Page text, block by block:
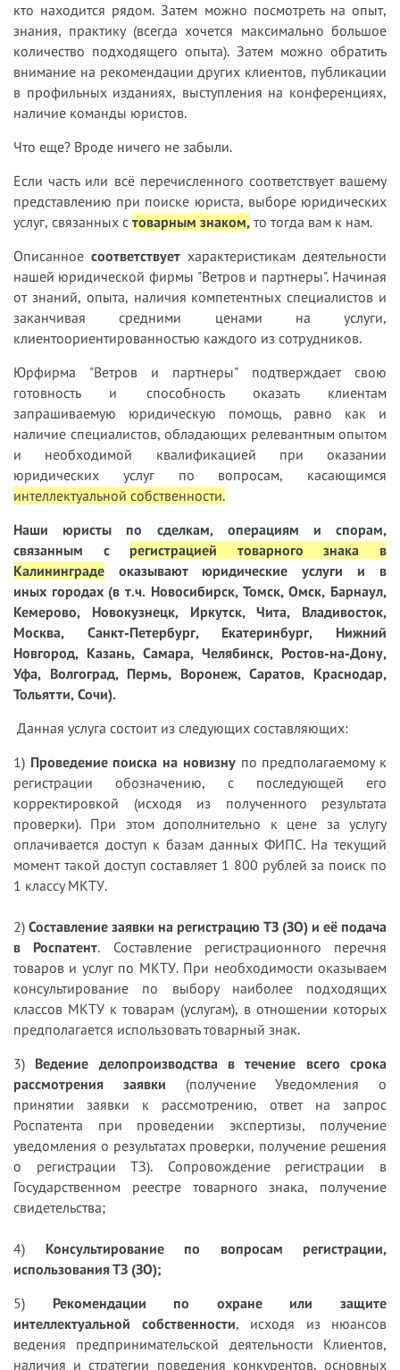
кто находится рядом. Затем можно посмотреть на опыт,
знания, практику (всегда хочется максимально большое
количество подходящего опыта). Затем можно обратить
внимание на рекомендации других клиентов, публикации
в профильных изданиях, выступления на конференциях,
наличие команды юристов.
Что еще? Вроде ничего не забыли.
Если часть или всё перечисленного соответствует вашему
представлению при поиске юриста, выборе юридических
услуг, связанных с товарным знаком, то тогда вам к нам.
Описанное соответствует характеристикам деятельности
нашей юридической фирмы "Ветров и партнеры". Начиная
от знаний, опыта, наличия компетентных специалистов и
заканчивая средними ценами на услуги,
клиентоориентированностью каждого из сотрудников.
Юрфирма "Ветров и партнеры" подтверждает свою
готовность и способность оказать клиентам
запрашиваемую юридическую помощь, равно как и
наличие специалистов, обладающих релевантным опытом
и необходимой квалификацией при оказании
юридических услуг по вопросам, касающимся
интеллектуальной собственности.
Наши юристы
по сделкам, операциям и спорам,
связанным с регистрацией товарного знака в
Калининграде оказывают юридические услуги и в
иных городах (в т.ч. Новосибирск, Томск, Омск, Барнаул,
Кемерово, Новокузнецк, Иркутск, Чита, Владивосток,
Москва, Санкт-Петербург, Екатеринбург, Нижний
Новгород, Казань, Самара, Челябинск, Ростов-на-Дону,
Уфа, Волгоград, Пермь, Воронеж, Саратов, Краснодар,
Тольятти, Сочи).
Данная услуга состоит из следующих составляющих:
1) Проведение поиска на новизнупо предполагаемому к
регистрации обозначению, с последующей его
корректировкой (исходя из полученного результата
проверки). При этом дополнительно к цене за услугу
оплачивается доступ к базам данных ФИПС. На текущий
момент такой доступ составляет 1 800 рублей за поиск по
1 классу МКТУ.
2)Составление заявки на регистрацию ТЗ (ЗО) и её подача
в Роспатент. Составление регистрационного перечня
товаров и услуг по МКТУ. При необходимости оказываем
консультирование по выбору наиболее подходящих
классов МКТУ к товарам (услугам), в отношении которых
предполагается использовать товарный знак.
3) Ведение делопроизводства в течение всего срока
рассмотрения заявки (получениеУведомления о
принятии заявки к рассмотрению, ответ на запрос
Роспатента при проведении экспертизы, получение
уведомления о результатах проверки, получение решения
о регистрации ТЗ). Сопровождение регистрации в
Государственном реестре товарного знака, получение
свидетельства;
4) Консультирование по вопросам регистрации,
использования ТЗ (ЗО);
5) Рекомендации по охране или защите
интеллектуальной собственности, исходя из нюансов
ведения предпринимательской деятельности Клиентов,
наличия и стратегии поведения конкурентов, основных